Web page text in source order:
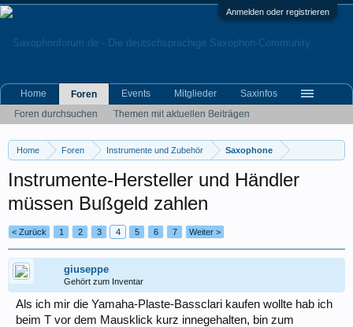
Anmelden oder registrieren
Home Foren Instrumente und Zubehör Saxophone
Instrumente-Hersteller und Händler
müssen Bußgeld zahlen
< Zurück 1 2 3 4 5 6 7 Weiter >
giuseppe
Gehört zum Inventar
Als ich mir die Yamaha-Plaste-Bassclari kaufen wollte hab ich
beim T vor dem Mausklick kurz innegehalten, bin zum
Home
Foren
Foren durchsuchen
Themen mit aktuellen Beiträgen
Events Mitglieder Saxinfos